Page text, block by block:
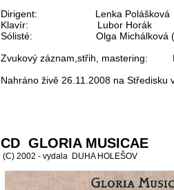
Dirigent:
Klavír: Lubor Horák
Sólisté: Olga Michálková (3),
Zvukový záznam,střih, mastering:
Nahráno živě 26.11.2008 na Středisku
CD GLORIA MUSICAE
(C) 2002 - vydala DUHA HOLEŠOV